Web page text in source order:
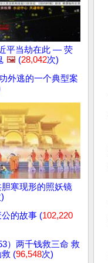
平当劫在此 — 荧
🖼️ (28,042次)
外逃的一个典型案
寒现形的照妖镜
的故事 (102,220
）两千钱救三命 救
救 (96,548次)